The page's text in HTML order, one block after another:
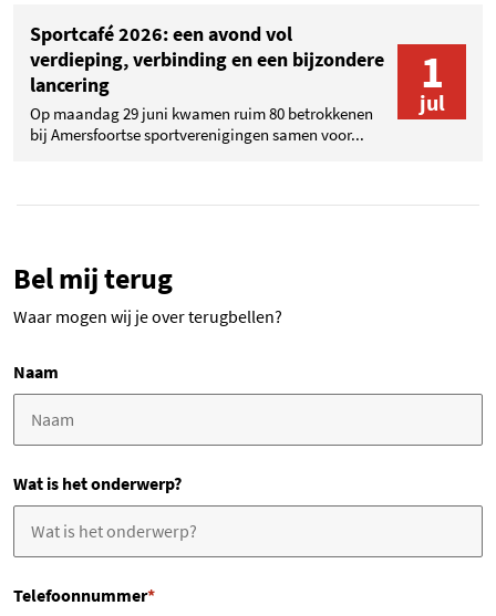
Sportcafé 2026: een avond vol
verdieping, verbinding en een bijzondere
lancering
Op maandag 29 juni kwamen ruim 80 betrokkenen
bij Amersfoortse sportverenigingen samen voor...
1
jul
Bel mij terug
Waar mogen wij je over terugbellen?
Naam
Wat is het onderwerp?
Telefoonnummer*